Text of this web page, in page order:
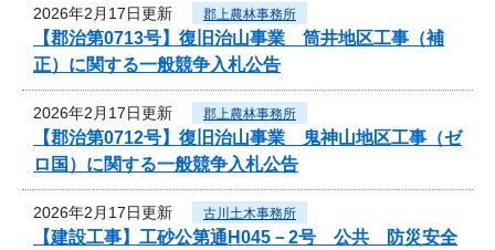
2026年2月17日更新 郡上農林事務所
【郡治第0713号】復旧治山事業 筒井地区工事（補
正）に関する一般競争入札公告
2026年2月17日更新 郡上農林事務所
【郡治第0712号】復旧治山事業 鬼神山地区工事（ゼ
ロ国）に関する一般競争入札公告
2026年2月17日更新 古川土木事務所
【建設工事】工砂公第通H045－2号 公共 防災安全